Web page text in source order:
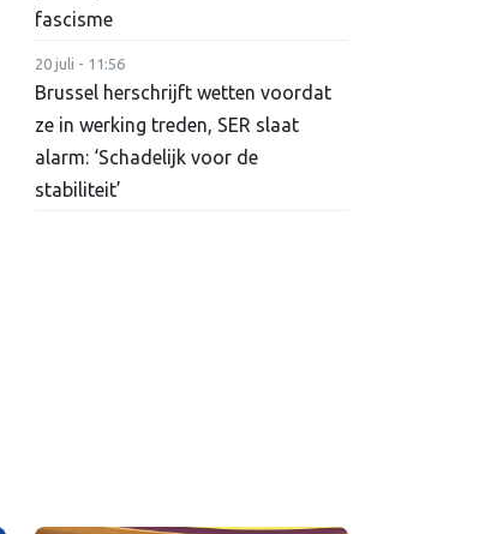
fascisme
20 juli - 11:56
Brussel herschrijft wetten voordat
ze in werking treden, SER slaat
alarm: ‘Schadelijk voor de
stabiliteit’